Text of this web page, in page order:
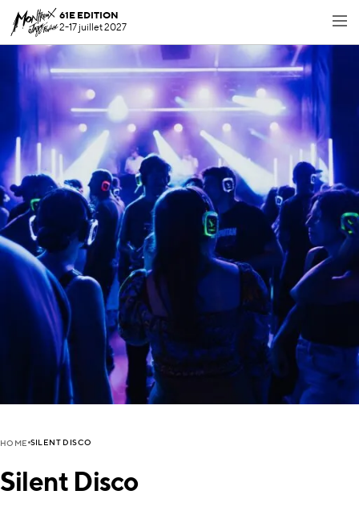
61E EDITION
2-17 juillet 2027
HOME SILENT DISCO
Silent Disco